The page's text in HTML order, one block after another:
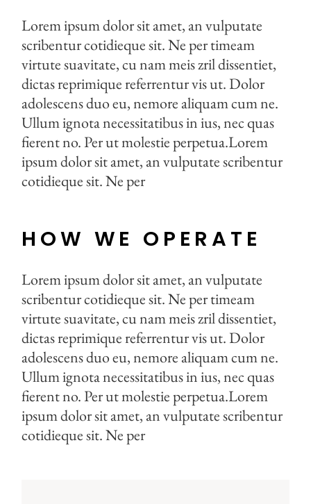
Lorem ipsum dolor sit amet, an vulputate
scribentur cotidieque sit. Ne per timeam
virtute suavitate, cu nam meis zril dissentiet,
dictas reprimique referrentur vis ut. Dolor
adolescens duo eu, nemore aliquam cum ne.
Ullum ignota necessitatibus in ius, nec quas
fierent no. Per ut molestie perpetua.Lorem
ipsum dolor sit amet, an vulputate scribentur
cotidieque sit. Ne per
HOW WE OPERATE
Lorem ipsum dolor sit amet, an vulputate
scribentur cotidieque sit. Ne per timeam
virtute suavitate, cu nam meis zril dissentiet,
dictas reprimique referrentur vis ut. Dolor
adolescens duo eu, nemore aliquam cum ne.
Ullum ignota necessitatibus in ius, nec quas
fierent no. Per ut molestie perpetua.Lorem
ipsum dolor sit amet, an vulputate scribentur
cotidieque sit. Ne per